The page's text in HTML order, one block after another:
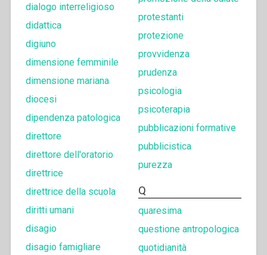
dialogo interreligioso
didattica
digiuno
dimensione femminile
dimensione mariana
diocesi
dipendenza patologica
direttore
direttore dell'oratorio
direttrice
direttrice della scuola
diritti umani
disagio
disagio famigliare
protestanti
protezione
provvidenza
prudenza
psicologia
psicoterapia
pubblicazioni formative
pubblicistica
purezza
Q
quaresima
questione antropologica
quotidianità